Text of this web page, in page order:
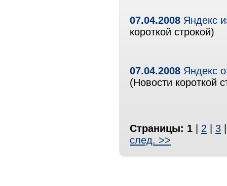
07.04.2008 Яндекс
короткой строкой)
07.04.2008 Яндекс
(Новости короткой
Страницы: 1 2 3
след. >>